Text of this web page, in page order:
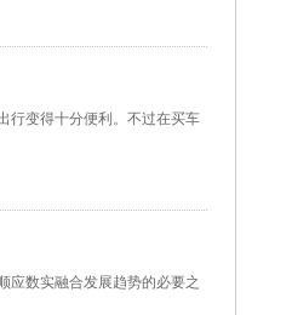
行变得十分便利。不过在买车
应数实融合发展趋势的必要之